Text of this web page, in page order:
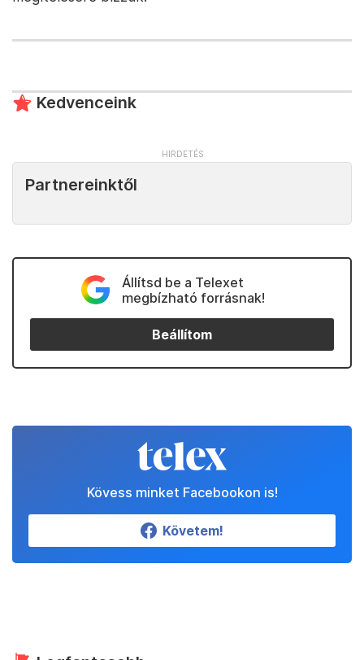
Kedvenceink
Partnereinktől
Állítsd be a Telexet
megbízható forrásnak!
Beállítom
Kövess minket Facebookon is!
Követem!